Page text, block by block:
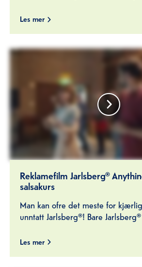
Les mer
Reklamefilm Jarlsberg®
salsakurs
Man kan ofre det meste for
unntatt Jarlsberg®! Bare
Les mer